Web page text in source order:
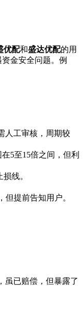
优配和盛达优配的用
金安全问题。例
人工审核，周期较
5至15倍之间，但利
线。
但提前告知用户。
虽已赔偿，但暴露了